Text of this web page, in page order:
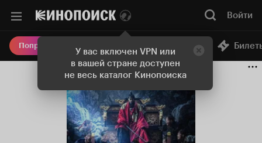
У вас включен VPN или
в вашей стране доступен
не весь каталог Кинопоиска
Войти
Попробовать Плюс Онлайн-кинотеатр